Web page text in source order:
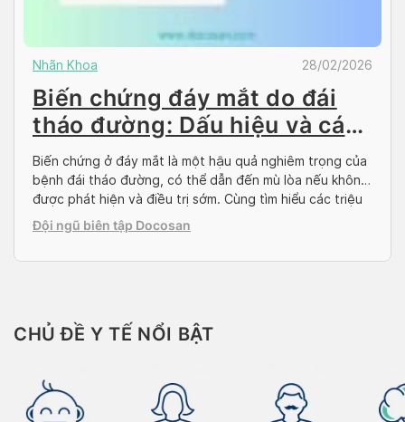
Nhãn Khoa 28/02/2026
Biến chứng đáy mắt do đái
tháo đường: Dấu hiệu và cách
phòng ngừa
Biến chứng ở đáy mắt là một hậu quả nghiêm trọng của
bệnh đái tháo đường, có thể dẫn đến mù lòa nếu không
được phát hiện và điều trị sớm. Cùng tìm hiểu các triệu
chứng nhận biết, nguyên nhân gây ra và những cách
phòng ngừa hiệu quả để bảo vệ thị lực […]
Đội ngũ biên tập Docosan
CHỦ ĐỀ Y TẾ NỔI BẬT